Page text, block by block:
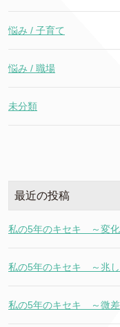
悩み / 子育て
悩み / 職場
未分類
最近の投稿
私の5年のキセキ ～変化
私の5年のキセキ ～兆し
私の5年のキセキ ～微差